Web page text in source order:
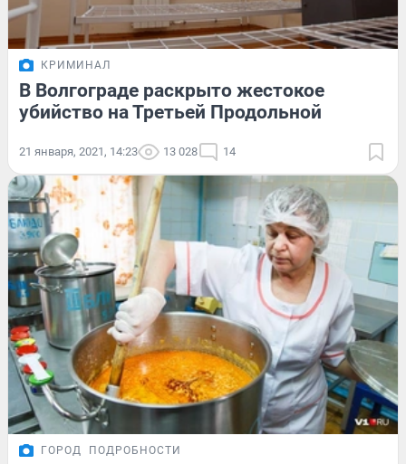
КРИМИНАЛ
В Волгограде раскрыто жестокое
убийство на Третьей Продольной
21 января, 2021, 14:23 13 028 14
ГОРОД ПОДРОБНОСТИ